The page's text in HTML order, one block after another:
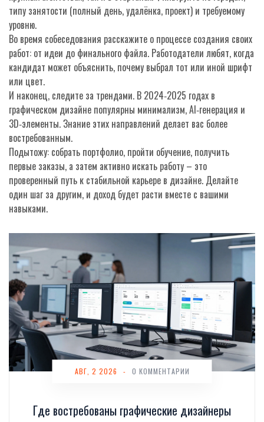
типу занятости (полный день, удалёнка, проект) и требуемому
уровню.
Во время собеседования расскажите о процессе создания своих
работ: от идеи до финального файла. Работодатели любят, когда
кандидат может объяснить, почему выбрал тот или иной шрифт
или цвет.
И наконец, следите за трендами. В 2024‑2025 годах в
графическом дизайне популярны минимализм, AI‑генерация и
3D‑элементы. Знание этих направлений делает вас более
востребованным.
Подытожу: собрать портфолио, пройти обучение, получить
первые заказы, а затем активно искать работу – это
проверенный путь к стабильной карьере в дизайне. Делайте
один шаг за другим, и доход будет расти вместе с вашими
навыками.
Где востребованы графические дизайнеры
АВГ, 2 2026 - 0 КОММЕНТАРИИ